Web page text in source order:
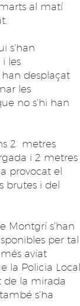
al matí
s'han
les
desplaçat
les
no s'hi han
2 metres
i 2 metres
provocat el
brutes i del
Montgrí s'han
per tal
aviat
la Policia Local
de la mirada
s'ha